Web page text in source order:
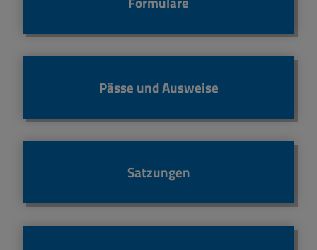
Pässe und Ausweise
Satzungen